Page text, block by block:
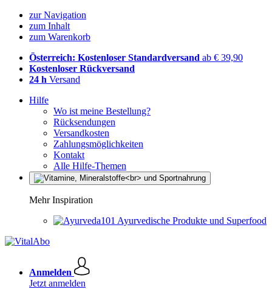
zur Navigation
zum Inhalt
zum Warenkorb
Österreich: Kostenloser Standardversand ab € 39,90
Kostenloser Rückversand
24 h Versand
Hilfe
Wo ist meine Bestellung?
Rücksendungen
Versandkosten
Zahlungsmöglichkeiten
Kontakt
Alle Hilfe-Themen
Mehr Inspiration
Ayurvedische Produkte und Superfood
Anmelden
Jetzt anmelden